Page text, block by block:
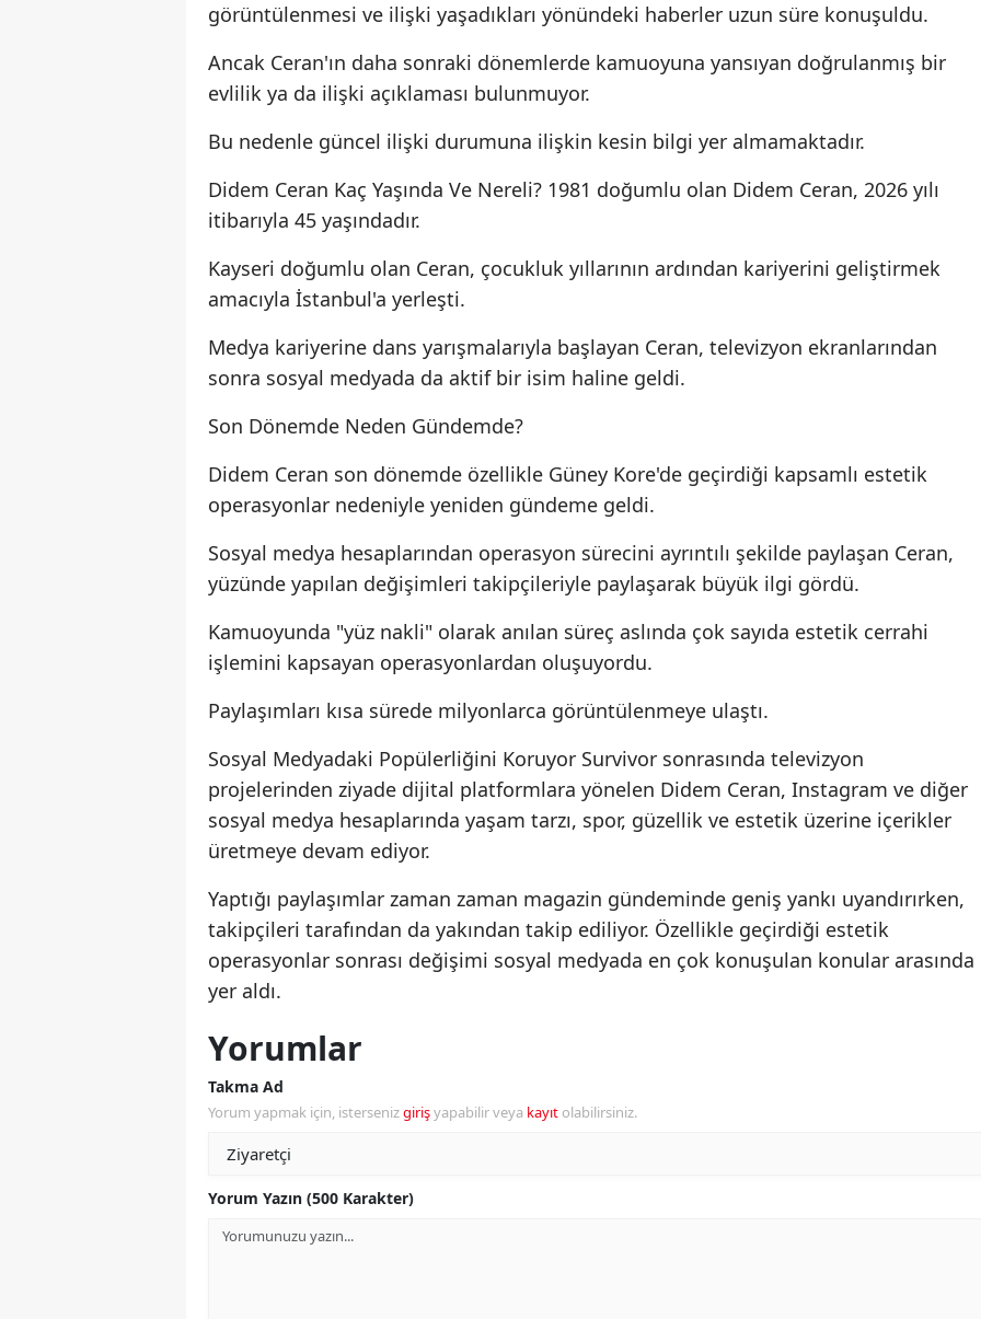
görüntülenmesi ve ilişki yaşadıkları yönündeki haberler uzun süre konuşuldu.
Ancak Ceran'ın daha sonraki dönemlerde kamuoyuna yansıyan doğrulanmış bir
evlilik ya da ilişki açıklaması bulunmuyor.
Bu nedenle güncel ilişki durumuna ilişkin kesin bilgi yer almamaktadır.
Didem Ceran Kaç Yaşında Ve Nereli? 1981 doğumlu olan Didem Ceran, 2026 yılı
itibarıyla 45 yaşındadır.
Kayseri doğumlu olan Ceran, çocukluk yıllarının ardından kariyerini geliştirmek
amacıyla İstanbul'a yerleşti.
Medya kariyerine dans yarışmalarıyla başlayan Ceran, televizyon ekranlarından
sonra sosyal medyada da aktif bir isim haline geldi.
Son Dönemde Neden Gündemde?
Didem Ceran son dönemde özellikle Güney Kore'de geçirdiği kapsamlı estetik
operasyonlar nedeniyle yeniden gündeme geldi.
Sosyal medya hesaplarından operasyon sürecini ayrıntılı şekilde paylaşan Ceran,
yüzünde yapılan değişimleri takipçileriyle paylaşarak büyük ilgi gördü.
Kamuoyunda "yüz nakli" olarak anılan süreç aslında çok sayıda estetik cerrahi
işlemini kapsayan operasyonlardan oluşuyordu.
Paylaşımları kısa sürede milyonlarca görüntülenmeye ulaştı.
Sosyal Medyadaki Popülerliğini Koruyor Survivor sonrasında televizyon
projelerinden ziyade dijital platformlara yönelen Didem Ceran, Instagram ve diğer
sosyal medya hesaplarında yaşam tarzı, spor, güzellik ve estetik üzerine içerikler
üretmeye devam ediyor.
Yaptığı paylaşımlar zaman zaman magazin gündeminde geniş yankı uyandırırken,
takipçileri tarafından da yakından takip ediliyor. Özellikle geçirdiği estetik
operasyonlar sonrası değişimi sosyal medyada en çok konuşulan konular arasında
yer aldı.
Yorumlar
Takma Ad
Yorum yapmak için, istersenizgirişyapabilir veya kayıt olabilirsiniz.
Yorum Yazın (500 Karakter)